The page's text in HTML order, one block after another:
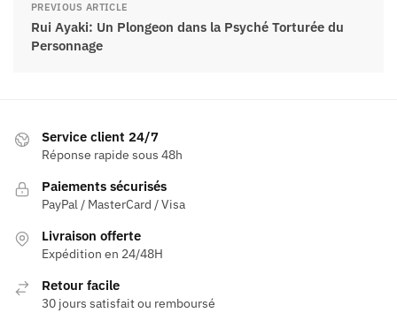
PREVIOUS ARTICLE
Rui Ayaki: Un Plongeon dans la Psyché Torturée du
Personnage
Service client 24/7
Réponse rapide sous 48h
Paiements sécurisés
PayPal / MasterCard / Visa
Livraison offerte
Expédition en 24/48H
Retour facile
30 jours satisfait ou remboursé